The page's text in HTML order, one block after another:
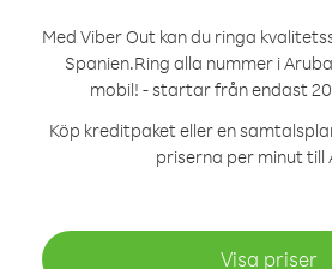
Med Viber Out kan du ringa
Spanien.Ring alla nummer i
mobil! - startar från endast
Köp kreditpaket eller en
priserna per minut till
Visa priser